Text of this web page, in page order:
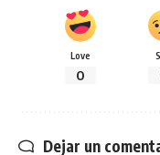
Love
0
Dejar un